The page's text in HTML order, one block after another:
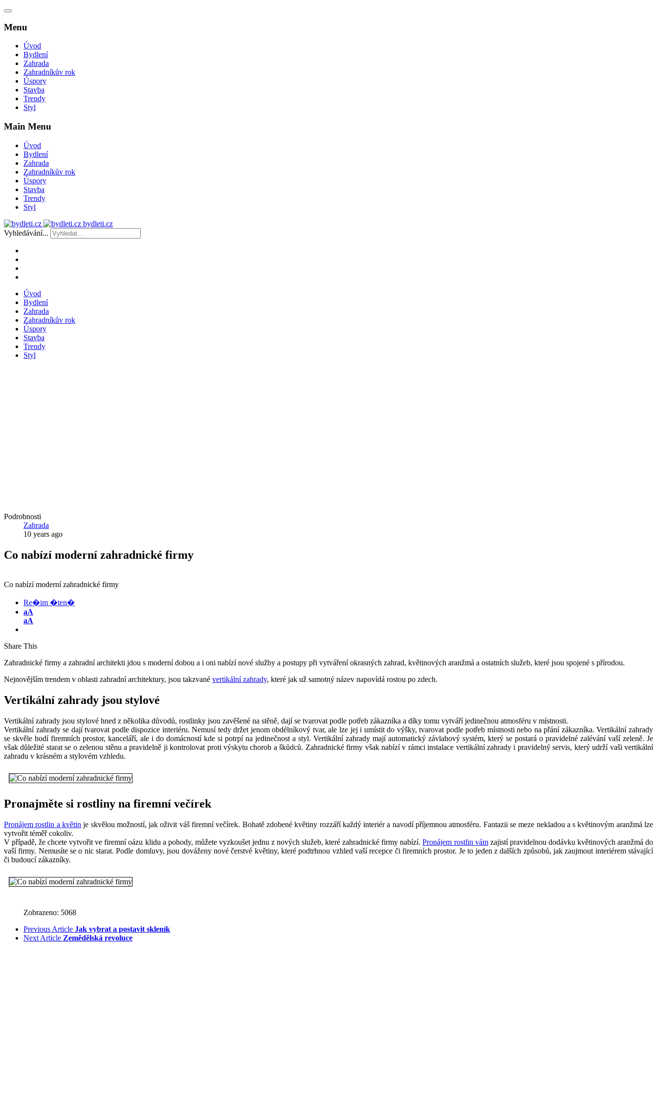
Menu
Úvod
Bydlení
Zahrada
Zahradníkův rok
Úspory
Stavba
Trendy
Styl
Main Menu
Úvod
Bydlení
Zahrada
Zahradníkův rok
Úspory
Stavba
Trendy
Styl
bydleti.cz
Vyhledávání...
Úvod
Bydlení
Zahrada
Zahradníkův rok
Úspory
Stavba
Trendy
Styl
Podrobnosti
Zahrada
10 years ago
Co nabízí moderní zahradnické firmy
Co nabízí moderní zahradnické firmy
Re�im �ten�
aA
aA
Share This
Zahradnické firmy a zahradní architekti jdou s moderní dobou a i oni nabízí nové služby a postupy při vytváření okrasných zahrad, květinových aranžmá a ostatních služeb, které jsou spojené s přírodou.
Nejnovějším trendem v oblasti zahradní architektury, jsou takzvané vertikální zahrady, které jak už samotný název napovídá rostou po zdech.
Vertikální zahrady jsou stylové
Vertikální zahrady jsou stylové hned z několika důvodů, rostlinky jsou zavěšené na stěně, dají se tvarovat podle potřeb zákazníka a díky tomu vytváří jedinečnou atmosféru v místnosti.
Vertikální zahrady se dají tvarovat podle dispozice interiéru. Nemusí tedy držet jenom obdélníkový tvar, ale lze jej i umístit do výšky, tvarovat podle potřeb místnosti nebo na přání zákazníka. Vertikální zahrady
se skvěle hodí firemních prostor, kanceláří, ale i do domácností kde si potrpí na jedinečnost a styl. Vertikální zahrady mají automatický závlahový systém, který se postará o pravidelné zalévání vaší zeleně. Je
však důležité starat se o zelenou stěnu a pravidelně ji kontrolovat proti výskytu chorob a škůdců. Zahradnické firmy však nabízí v rámci instalace vertikální zahrady i pravidelný servis, který udrží vaši vertikální
zahradu v krásném a stylovém vzhledu.
Pronajměte si rostliny na firemní večírek
Pronájem rostlin a květin je skvělou možností, jak oživit váš firemní večírek. Bohatě zdobené květiny rozzáří každý interiér a navodí příjemnou atmosféru. Fantazii se meze nekladou a s květinovým aranžmá lze
vytvořit téměř cokoliv.
V případě, že chcete vytvořit ve firemní oázu klidu a pohody, můžete vyzkoušet jednu z nových služeb, které zahradnické firmy nabízí.Pronájem rostlin vámzajistí pravidelnou dodávku květinových aranžmá do
vaší firmy. Nemusíte se o nic starat. Podle domluvy, jsou dováženy nové čerstvé květiny, které podtrhnou vzhled vaší recepce či firemních prostor. Je to jeden z dalších způsobů, jak zaujmout interiérem stávající
či budoucí zákazníky.
Zobrazeno: 5068
Previous Article Jak vybrat a postavit skleník
Next Article Zemědělská revoluce